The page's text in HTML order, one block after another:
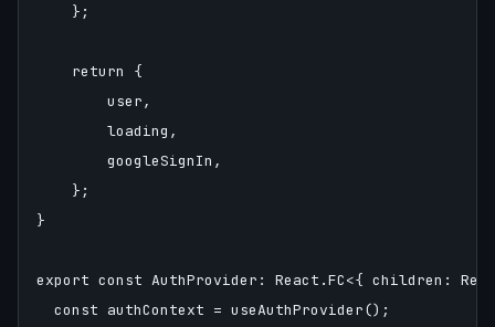
    };
    return {
        user,
        loading,
        googleSignIn,
    };
}
export const AuthProvider: React.FC<{ children:
  const authContext = useAuthProvider();